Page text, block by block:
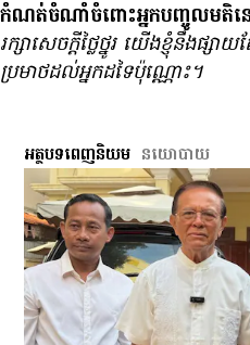
កំណត់ចំណាំចំពោះអ្នកបញ្ចូលមតិនៅ
រក្សា​សេចក្ដី​ថ្លៃថ្នូរ យើង​ខ្ញុំ​នឹង​ផ្
ប្រមាថ​ដល់​អ្នក​ដទៃ​ប៉ុណ្ណោះ។
អត្ថបទពេញនិយម នយោបាយ